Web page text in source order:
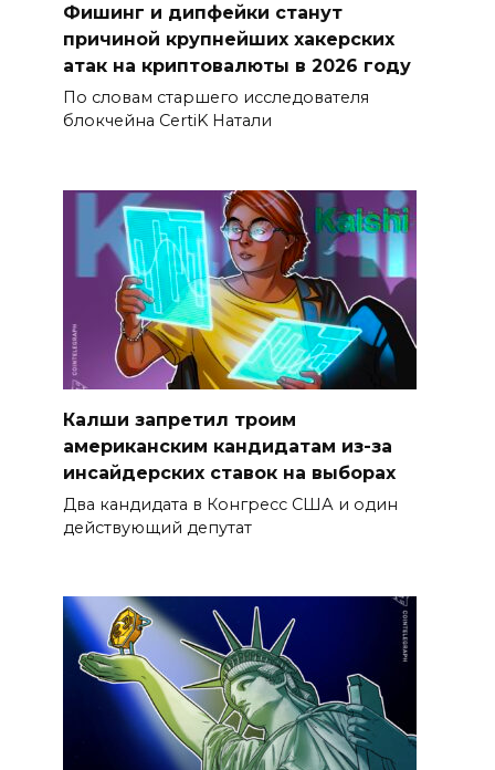
Фишинг и дипфейки станут
причиной крупнейших хакерских
атак на криптовалюты в 2026 году
По словам старшего исследователя
блокчейна CertiK Натали
Калши запретил троим
американским кандидатам из-за
инсайдерских ставок на выборах
Два кандидата в Конгресс США и один
действующий депутат